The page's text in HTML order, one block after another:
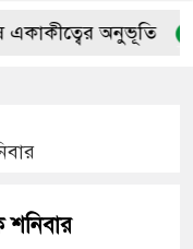
অনুভূতি
শনিবার